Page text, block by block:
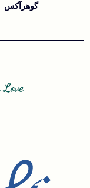
گوهرآکس
Love